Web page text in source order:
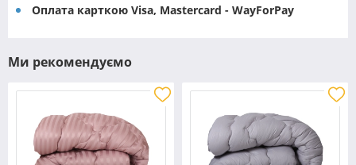
Оплата карткою Visa, Mastercard - WayForPay
Ми рекомендуємо